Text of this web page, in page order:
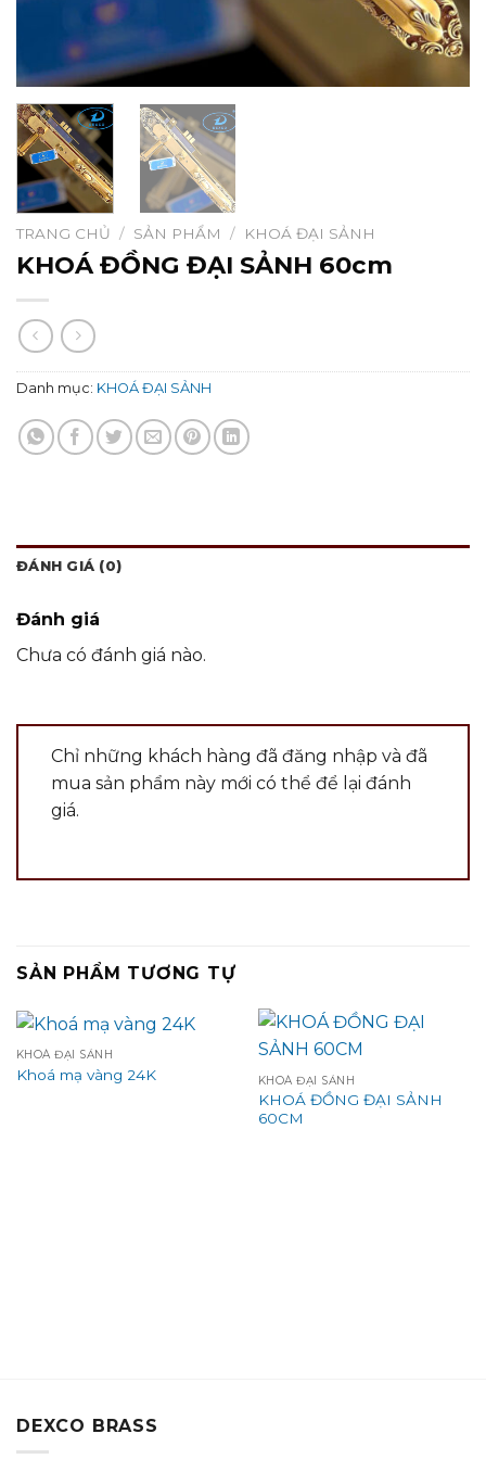
TRANG CHỦ / SẢN PHẨM / KHOÁ ĐẠI SẢNH
KHOÁ ĐỒNG ĐẠI SẢNH 60cm
Danh mục: KHOÁ ĐẠI SẢNH
ĐÁNH GIÁ (0)
Đánh giá
Chưa có đánh giá nào.
Chỉ những khách hàng đã đăng nhập và đã
mua sản phẩm này mới có thể để lại đánh
giá.
SẢN PHẨM TƯƠNG TỰ
KHOÁ ĐẠI SẢNH
Khoá mạ vàng 24K KHOÁ ĐẠI SẢNH
KHOÁ ĐỒNG ĐẠI SẢNH
60CM
DEXCO BRASS